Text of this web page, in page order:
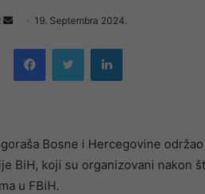
Send
email
19. Septembra 2024.
FacebookTwitter LinkedIn
Bosne i Hercegovine
BiH, koji su organizovani nakon
u FBiH.